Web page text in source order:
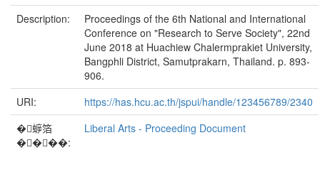
Description:
Proceedings of the 6th National and International
Conference on "Research to Serve Society", 22nd
June 2018 at Huachiew Chalermprakiet University,
Bangphli District, Samutprakarn, Thailand. p. 893-
906.
URI:
https://has.hcu.ac.th/jspui/handle/123456789/2340
�蝷箔
����:
Liberal Arts - Proceeding Document